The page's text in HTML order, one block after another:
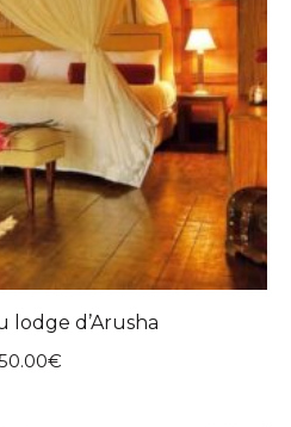
lodge d’Arusha
€